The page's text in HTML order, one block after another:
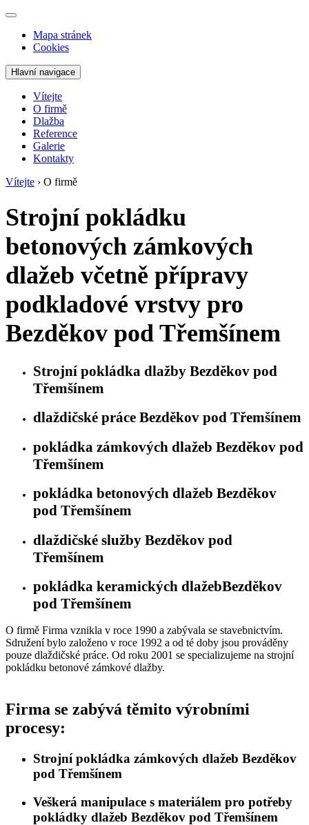
Mapa stránek
Cookies
Hlavní navigace
Vítejte
O firmě
Dlažba
Reference
Galerie
Kontakty
Vítejte › O firmě
Strojní pokládku
betonových zámkových
dlažeb včetně přípravy
podkladové vrstvy pro
Bezděkov pod Třemšínem
Strojní pokládka dlažby Bezděkov pod
Třemšínem
dlaždičské práce Bezděkov pod Třemšínem
pokládka zámkových dlažeb Bezděkov pod
Třemšínem
pokládka betonových dlažeb Bezděkov
pod Třemšínem
dlaždičské služby Bezděkov pod
Třemšínem
pokládka keramických dlažebBezděkov
pod Třemšínem
O firmě Firma vznikla v roce 1990 a zabývala se stavebnictvím.
Sdružení bylo založeno v roce 1992 a od té doby jsou prováděny
pouze dlaždičské práce. Od roku 2001 se specializujeme na strojní
pokládku betonové zámkové dlažby.
Firma se zabývá těmito výrobními
procesy:
Strojní pokládka zámkových dlažeb Bezděkov
pod Třemšínem
Veškerá manipulace s materiálem pro potřeby
pokládky dlažeb Bezděkov pod Třemšínem